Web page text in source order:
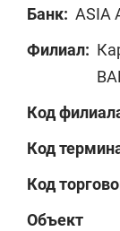
Банк: ASIA
Филиал:
Код
Код
Код
Объект